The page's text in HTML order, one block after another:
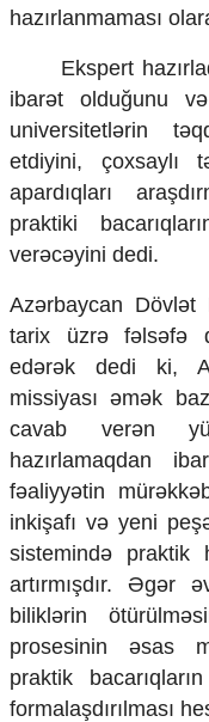
hazırlanmaması
Ekspert
ibarət olduğunu
universitetlərin
etdiyini, çoxsaylı
apardıqları
praktiki
verəcəyini dedi.
Azərbaycan Dövlət
tarix üzrə fəlsəfə
edərək dedi ki,
missiyası əmək
cavab verən
hazırlamaqdan
fəaliyyətin
inkişafı və yeni
sistemində praktik
artırmışdır. Əgər
biliklərin
prosesinin əsas
praktik
formalaşdırılması